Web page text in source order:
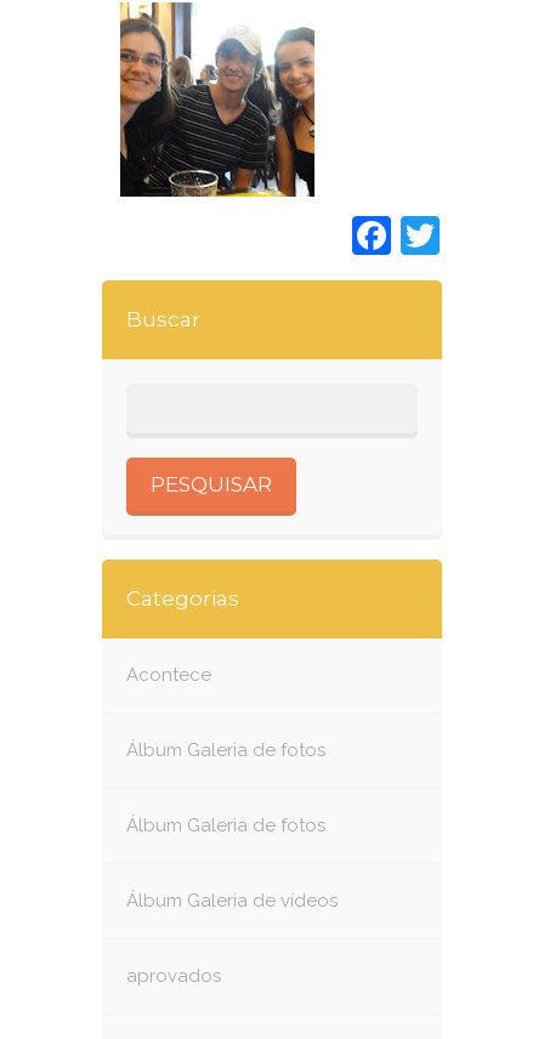
Buscar
Categorias
Acontece
Álbum Galeria de fotos
Álbum Galeria de fotos
Álbum Galeria de vídeos
aprovados